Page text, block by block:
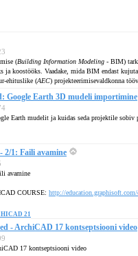
(Building Information Modeling - BIM)
ja koostööks. Vaadake, mida BIM endast
ehituslike (AEC) projekteerimisevaldkonna
Google Earth 3D mudeli importimine
Earth mudelit ja kuidas seda projektile sobiv
1: Faili avamine
avamine
COURSE: http://
21
- ArchiCAD 17 kontseptsiooni video
17 kontseptsiooni video